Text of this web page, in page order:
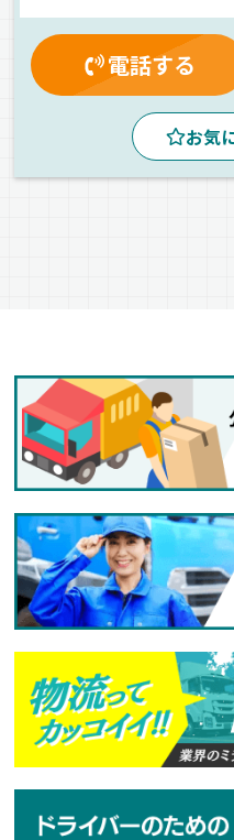
昼
朝 早朝 夜
タクシー配車アプリの導入
ドライブレコーダー
AT
電話する
お気